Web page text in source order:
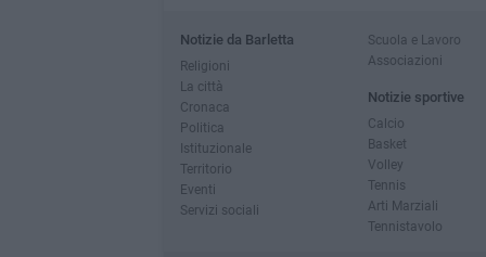
Notizie da Barletta
Religioni
La città
Cronaca
Politica
Istituzionale
Territorio
Eventi
Servizi sociali
Scuola e Lavoro
Associazioni
Notizie sportive
Calcio
Basket
Volley
Tennis
Arti Marziali
Tennistavolo